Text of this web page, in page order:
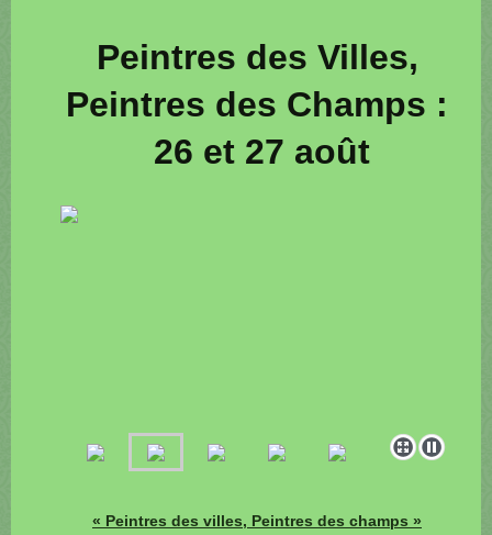
Peintres des Villes,
Peintres des Champs :
26 et 27 août
« Peintres des villes, Peintres des champs »